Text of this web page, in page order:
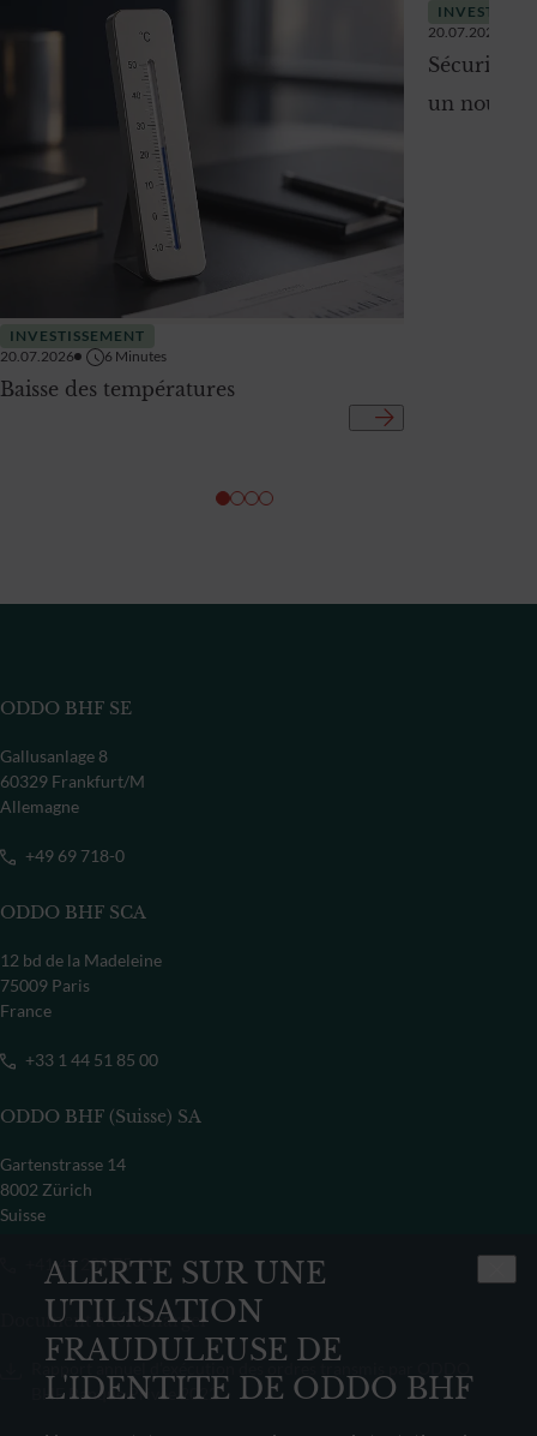
ALERTE SUR UNE
UTILISATION
FRAUDULEUSE DE
L'IDENTITE DE ODDO BHF
INVESTISSEMENT
20.07.2026
6 Minutes
Baisse des températures
20.07.2026
Sécurité
un nouvel
ODDO BHF SE
Gallusanlage 8
60329 Frankfurt/M
Allemagne
+49 69 718-0
ODDO BHF SCA
12 bd de la Madeleine
75009 Paris
France
+33 1 44 51 85 00
ODDO BHF (Suisse) SA
Gartenstrasse 14
8002 Zürich
Suisse
+41 44 209 75 11
Document à télécharger
BHF Banque Privée 2022